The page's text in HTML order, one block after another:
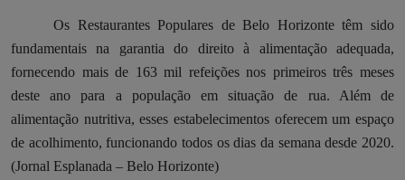
Os Restaurantes Populares de Belo Horizonte têm sido
fundamentais na garantia do direito à alimentação adequada,
fornecendo mais de 163 mil refeições nos primeiros três meses
deste ano para a população em situação de rua. Além de
alimentação nutritiva, esses estabelecimentos oferecem um espaço
de acolhimento, funcionando todos os dias da semana desde 2020.
(Jornal Esplanada – Belo Horizonte)